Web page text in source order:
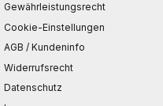
Gewährleistungsrecht
Cookie-Einstellungen
AGB / Kundeninfo
Widerrufsrecht
Datenschutz